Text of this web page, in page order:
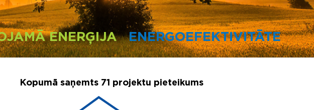
ENERĢIJA ENERGOEFEKTIVITĀTE
Kopumā saņemts 71 projektu pieteikums